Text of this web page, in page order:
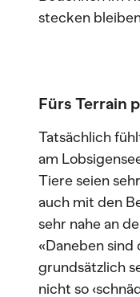
stecken
Fürs Terrain
Tatsächlich
am
Tiere seien
auch mit den
sehr nahe an
«Daneben sind
grundsätzlich
nicht so